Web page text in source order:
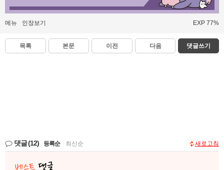
메뉴 인장보기 EXP 77%
목록 본문 이전 다음 댓글쓰기
댓글(12) 등록순 최신순 새로고침